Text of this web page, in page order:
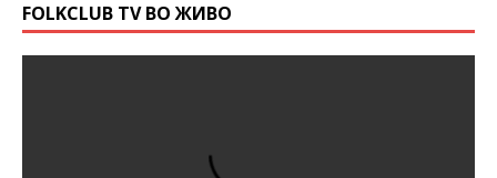
FOLKCLUB TV ВО ЖИВО